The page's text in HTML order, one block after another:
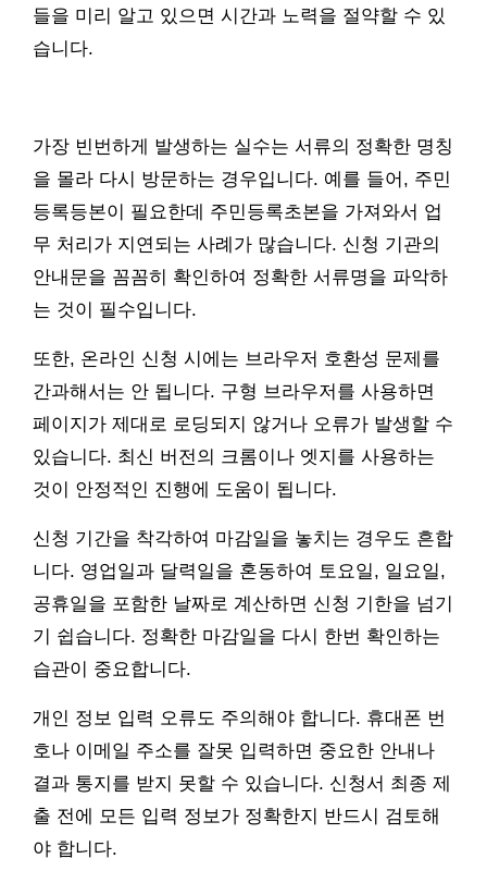
들을 미리 알고 있으면 시간과 노력을 절약할 수 있
습니다.
가장 빈번하게 발생하는 실수는 서류의 정확한 명칭
을 몰라 다시 방문하는 경우입니다. 예를 들어, 주민
등록등본이 필요한데 주민등록초본을 가져와서 업
무 처리가 지연되는 사례가 많습니다. 신청 기관의
안내문을 꼼꼼히 확인하여 정확한 서류명을 파악하
는 것이 필수입니다.
또한, 온라인 신청 시에는 브라우저 호환성 문제를
간과해서는 안 됩니다. 구형 브라우저를 사용하면
페이지가 제대로 로딩되지 않거나 오류가 발생할 수
있습니다. 최신 버전의 크롬이나 엣지를 사용하는
것이 안정적인 진행에 도움이 됩니다.
신청 기간을 착각하여 마감일을 놓치는 경우도 흔합
니다. 영업일과 달력일을 혼동하여 토요일, 일요일,
공휴일을 포함한 날짜로 계산하면 신청 기한을 넘기
기 쉽습니다. 정확한 마감일을 다시 한번 확인하는
습관이 중요합니다.
개인 정보 입력 오류도 주의해야 합니다. 휴대폰 번
호나 이메일 주소를 잘못 입력하면 중요한 안내나
결과 통지를 받지 못할 수 있습니다. 신청서 최종 제
출 전에 모든 입력 정보가 정확한지 반드시 검토해
야 합니다.